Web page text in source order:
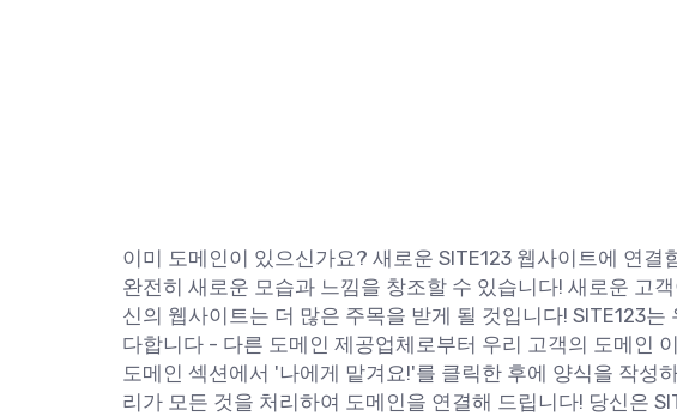
이미 도메인이 있으신가요? 새로운 SITE123 웹사이트에 연
완전히 새로운 모습과 느낌을 창조할 수 있습니다! 새로운 고
신의 웹사이트는 더 많은 주목을 받게 될 것입니다! SITE123
다합니다 - 다른 도메인 제공업체로부터 우리 고객의 도메인
도메인 섹션에서 '나에게 맡겨요!'를 클릭한 후에 양식을 작성
리가 모든 것을 처리하여 도메인을 연결해 드립니다! 당신은